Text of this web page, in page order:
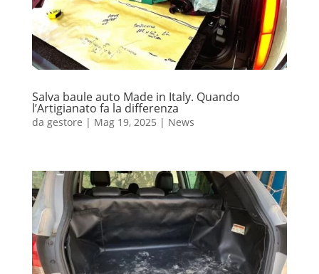
Salva baule auto Made in Italy. Quando
l’Artigianato fa la differenza
da gestore | Mag 19, 2025 | News